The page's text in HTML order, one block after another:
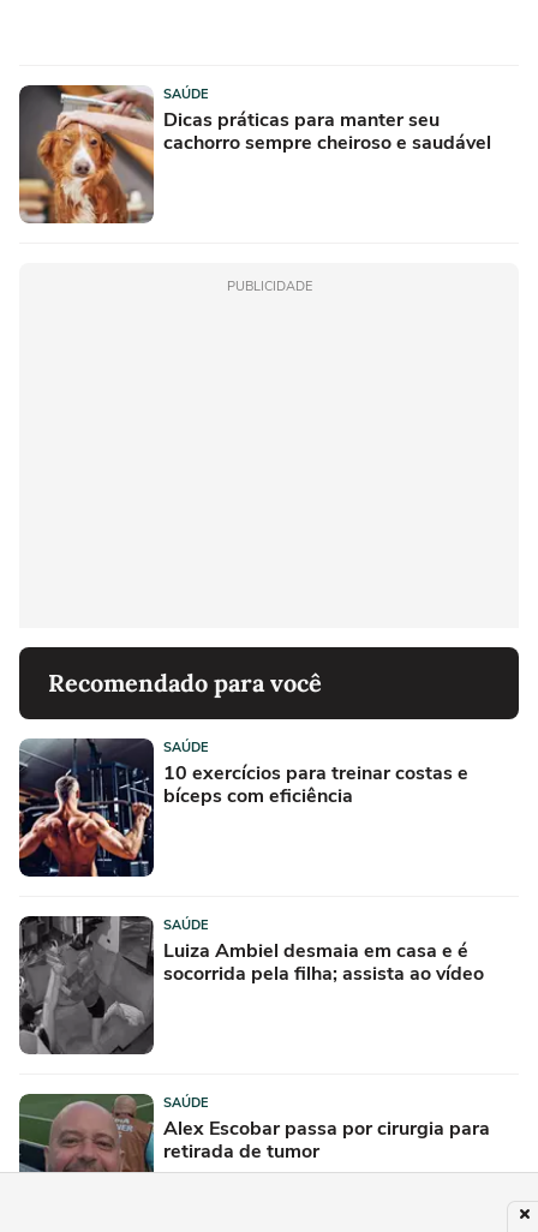
SAÚDE
Dicas práticas para manter seu
cachorro sempre cheiroso e saudável
PUBLICIDADE
Recomendado para você
SAÚDE
10 exercícios para treinar costas e
bíceps com eficiência
SAÚDE
Luiza Ambiel desmaia em casa e é
socorrida pela filha; assista ao vídeo
SAÚDE
Alex Escobar passa por cirurgia para
retirada de tumor